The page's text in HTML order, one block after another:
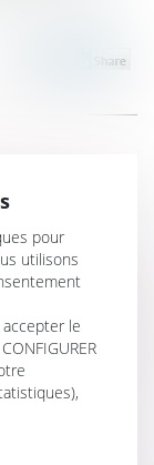
du temps de
et maintien
compensatrice
n’ouvre pas
issue de la
pour
utilisons
accepter le